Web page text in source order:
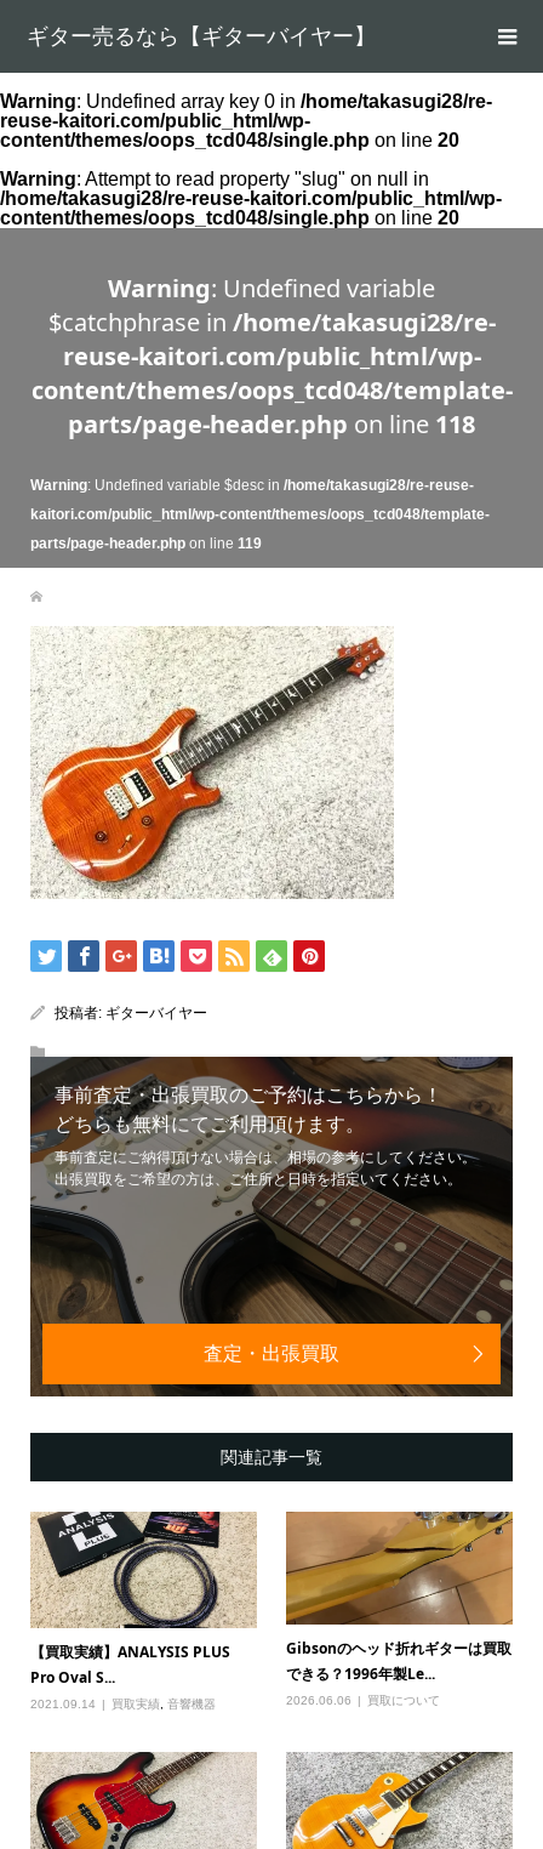
ギター売るなら【ギターバイヤー】
Warning: Undefined array key 0 in /home/takasugi28/re-
reuse-kaitori.com/public_html/wp-
content/themes/oops_tcd048/single.php on line 20
Warning: Attempt to read property "slug" on null in
/home/takasugi28/re-reuse-kaitori.com/public_html/wp-
content/themes/oops_tcd048/single.php on line 20
Warning: Undefined variable
$catchphrase in /home/takasugi28/re-
reuse-kaitori.com/public_html/wp-
content/themes/oops_tcd048/template-
parts/page-header.php on line 118
Warning: Undefined variable $desc in /home/takasugi28/re-reuse-
kaitori.com/public_html/wp-content/themes/oops_tcd048/template-
parts/page-header.phpon line 119
投稿者: ギターバイヤー
事前査定・出張買取のご予約はこちらから！
どちらも無料にてご利用頂けます。
事前査定にご納得頂けない場合は、相場の参考にしてください。
出張買取をご希望の方は、ご住所と日時を指定いてください。
査定・出張買取
関連記事一覧
【買取実績】ANALYSIS PLUS
Pro Oval S...
2021.09.14 買取実績 音響機器
Gibsonのヘッド折れギターは買取
できる？1996年製Le...
2026.06.06 買取について